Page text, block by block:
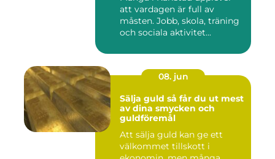
att vardagen är full av
måsten. Jobb, skola, träning
och sociala aktivitet...
08. jun
Sälja guld så får du ut mest
av dina smycken och
guldföremål
Att sälja guld kan ge ett
välkommet tillskott i